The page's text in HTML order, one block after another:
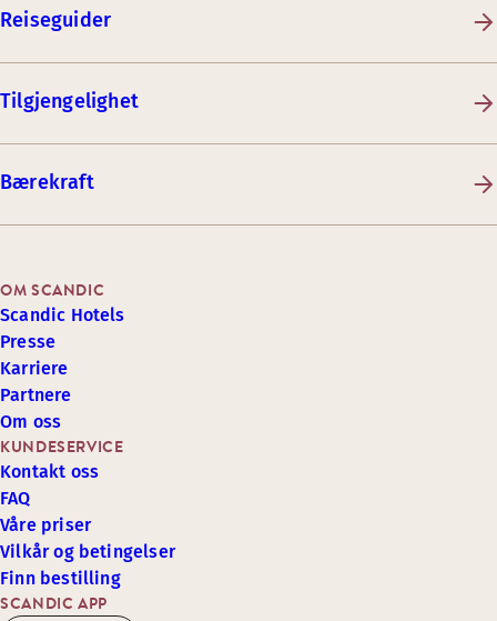
Reiseguider
Tilgjengelighet
Bærekraft
SCANDIC APP
KUNDESERVICE
Kontakt oss
FAQ
Våre priser
Vilkår og betingelser
Finn bestilling
OM SCANDIC
Scandic Hotels
Presse
Karriere
Partnere
Om oss